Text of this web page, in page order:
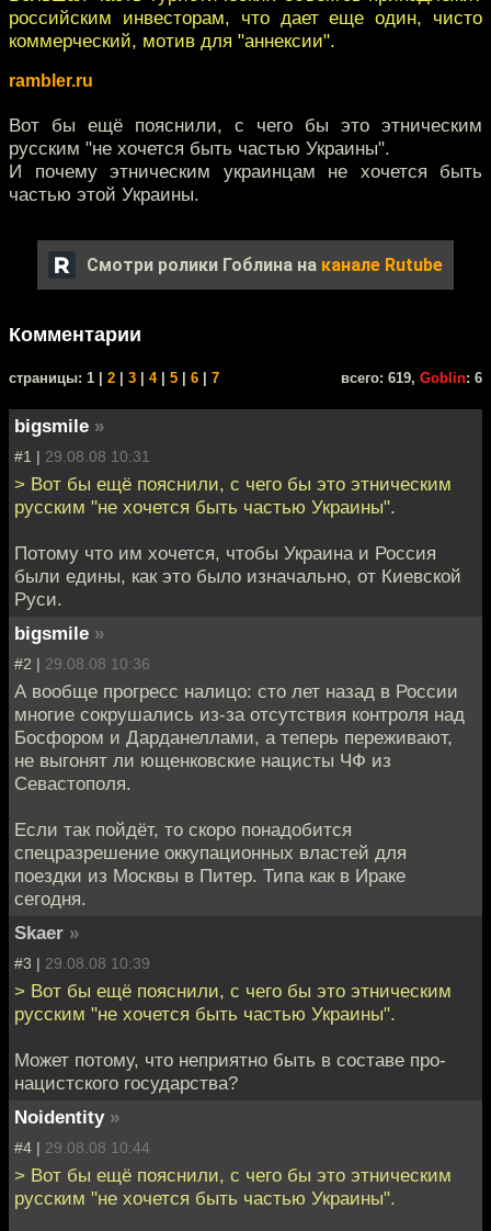
российским инвесторам, что дает еще один, чисто
коммерческий, мотив для "аннексии".
rambler.ru
Вот бы ещё пояснили, с чего бы это этническим
русским "не хочется быть частью Украины".
И почему этническим украинцам не хочется быть
частью этой Украины.
Смотри ролики Гоблина на канале Rutube
Комментарии
cтраницы: 1 | 2 3 4| 5 6 7 всего: 619, Goblin: 6
bigsmile »
#1 | 29.08.08 10:31
> Вот бы ещё пояснили, с чего бы это этническим
русским "не хочется быть частью Украины".
Потому что им хочется, чтобы Украина и Россия
были едины, как это было изначально, от Киевской
Руси.
bigsmile »
#2 | 29.08.08 10:36
А вообще прогресс налицо: сто лет назад в России
многие сокрушались из-за отсутствия контроля над
Босфором и Дарданеллами, а теперь переживают,
не выгонят ли ющенковские нацисты ЧФ из
Севастополя.
Если так пойдёт, то скоро понадобится
спецразрешение оккупационных властей для
поездки из Москвы в Питер. Типа как в Ираке
сегодня.
Skaer »
#3 | 29.08.08 10:39
> Вот бы ещё пояснили, с чего бы это этническим
русским "не хочется быть частью Украины".
Может потому, что неприятно быть в составе про-
нацистского государства?
Noidentity »
#4 | 29.08.08 10:44
> Вот бы ещё пояснили, с чего бы это этническим
русским "не хочется быть частью Украины".